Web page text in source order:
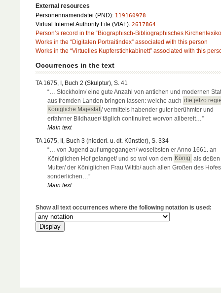
External resources
Personennamendatei (PND): 119160978
Virtual Internet Authority File (VIAF): 2617864
Person’s record in the “Biographisch-Bibliographisches
Works in the “Digitalen Portraitindex” associated with this person
Works in the “Virtuelles Kupferstichkabinett” associated with this
Occurrences in the text
TA 1675, I, Buch 2 (Skulptur), S. 41
“… Stockholm/ eine gute Anzahl von antichen und modernen
aus fremden Landen bringen lassen: welche auch die jetzo
Königliche Majestät/ vermittels habender guter berühmter und
erfahrner Bildhauer/ täglich continuiret: worvon allbereit…”
Main text
TA 1675, II, Buch 3 (niederl. u. dt. Künstler), S. 334
“… von Jugend auf umgegangen/ woselbsten er Anno 1661. an
Königlichen Hof gelanget/ und so wol von dem König als deßen
Mutter/ der Königlichen Frau Wittib/ auch allen Großen des
sonderlichen…”
Main text
Show all text occurrences where the following notation is used: